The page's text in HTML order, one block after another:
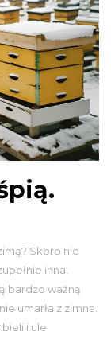
Skoro nie
inna.
bardzo ważną
umarła z zimna.
i ule